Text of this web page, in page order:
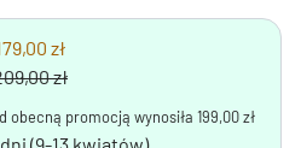
zł
zł
obecną promocją wynosiła 199,00 zł